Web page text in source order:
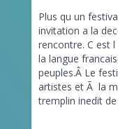
Plus qu un
invitation a la
rencontre. C est
la langue
peuples.Â Le
artistes et Ã la
tremplin inedit